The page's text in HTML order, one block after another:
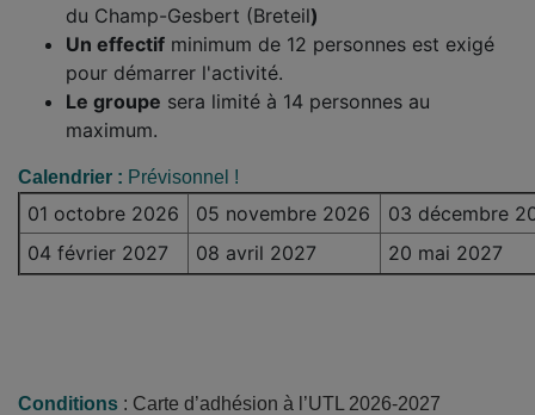
du Champ-Gesbert (Breteil)
Un effectif minimum de 12 personnes est exigé
pour démarrer l'activité.
Le groupe sera limité à 14 personnes au
maximum.
Calendrier : Prévisonnel !
01 octobre 2026 05 novembre 2026
03 décembre
04 février 2027
08 avril 2027 20 mai 2027
Conditions : Carte d’adhésion à l’UTL 2026-2027